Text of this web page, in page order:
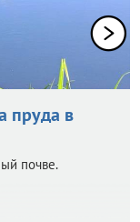
пруда в
почве.